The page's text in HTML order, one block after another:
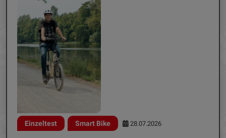
Einzeltest Smart Bike 28.07.2026